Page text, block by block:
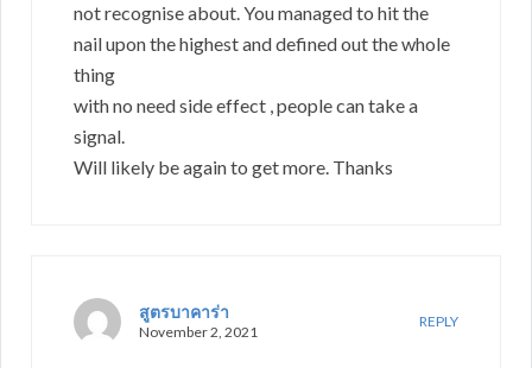
not recognise about. You managed to hit the
nail upon the highest and defined out the whole
thing
with no need side effect , people can take a
signal.
Will likely be again to get more. Thanks
สูตรบาคาร่า
November 2, 2021
REPLY